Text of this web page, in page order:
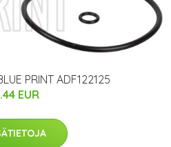
PRINT ADF122125
EUR